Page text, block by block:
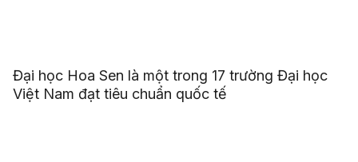
Đại học Hoa Sen là một trong 17 trường Đại học
Việt Nam đạt tiêu chuẩn quốc tế